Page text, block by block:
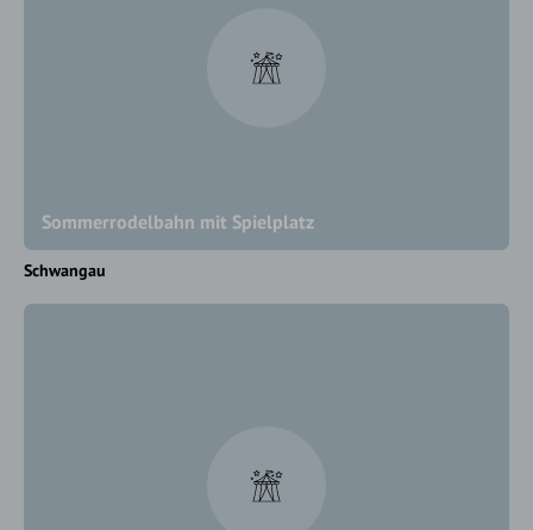
Sommerrodelbahn mit Spielplatz
Schwangau